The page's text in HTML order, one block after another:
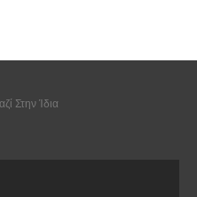
Στην Ίδια